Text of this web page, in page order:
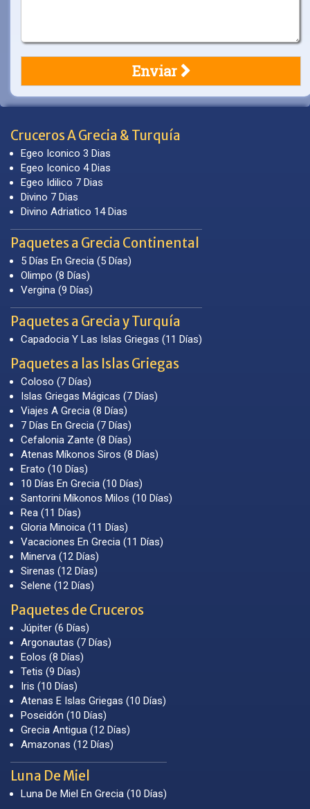
Cruceros A Grecia & Turquía
Egeo Iconico 3 Dias
Egeo Iconico 4 Dias
Egeo Idilico 7 Dias
Divino 7 Dias
Divino Adriatico 14 Dias
Paquetes a Grecia Continental
5 Días En Grecia (5 Días)
Olimpo (8 Días)
Vergina (9 Días)
Paquetes a Grecia y Turquía
Capadocia Y Las Islas Griegas (11 Días)
Paquetes a las Islas Griegas
Coloso (7 Días)
Islas Griegas Mágicas (7 Días)
Viajes A Grecia (8 Días)
7 Días En Grecia (7 Días)
Cefalonia Zante (8 Días)
Atenas Míkonos Siros (8 Días)
Erato (10 Días)
10 Días En Grecia (10 Días)
Santorini Míkonos Milos (10 Días)
Rea (11 Días)
Gloria Minoica (11 Días)
Vacaciones En Grecia (11 Días)
Minerva (12 Días)
Sirenas (12 Días)
Selene (12 Días)
Paquetes de Cruceros
Júpiter (6 Días)
Argonautas (7 Días)
Eolos (8 Días)
Tetis (9 Días)
Iris (10 Días)
Atenas E Islas Griegas (10 Días)
Poseidón (10 Días)
Grecia Antigua (12 Días)
Amazonas (12 Días)
Luna De Miel
Luna De Miel En Grecia (10 Días)